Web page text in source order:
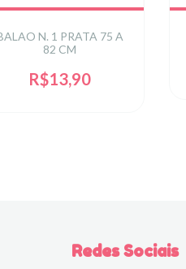
N. 1 PRATA 75 A
82 CM
R$13,90
Redes Sociais